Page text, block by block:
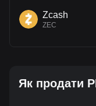
Zcash
ZEC
Як продати